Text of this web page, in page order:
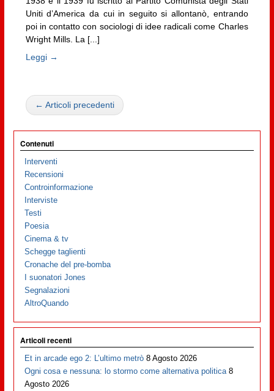
Uniti d’America da cui in seguito si allontanò, entrando
poi in contatto con sociologi di idee radicali come Charles
Wright Mills. La [...]
Leggi →
← Articoli precedenti
Contenuti
Interventi
Recensioni
Controinformazione
Interviste
Testi
Poesia
Cinema & tv
Schegge taglienti
Cronache del pre-bomba
I suonatori Jones
Segnalazioni
AltroQuando
Articoli recenti
Et in arcade ego 2: L’ultimo metrò 8 Agosto 2026
Ogni cosa e nessuna: lo stormo come alternativa politica 8
Agosto 2026